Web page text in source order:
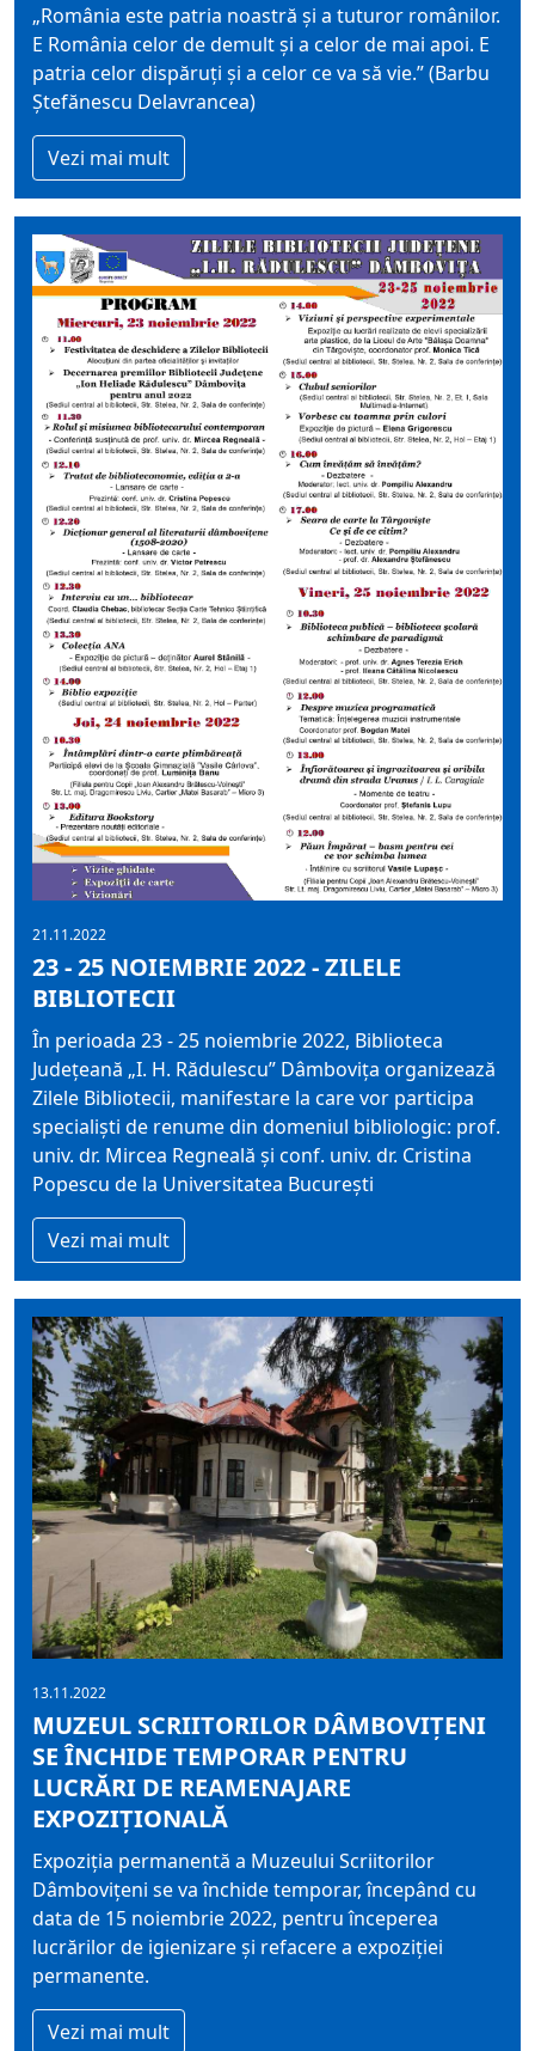
„România este patria noastră și a tuturor românilor.
E România celor de demult și a celor de mai apoi. E
patria celor dispăruți și a celor ce va să vie.” (Barbu
Ștefănescu Delavrancea)
Vezi mai mult
21.11.2022
23 - 25 NOIEMBRIE 2022 - ZILELE
BIBLIOTECII
În perioada 23 - 25 noiembrie 2022, Biblioteca
Judeţeană „I. H. Rădulescu” Dâmboviţa organizează
Zilele Bibliotecii, manifestare la care vor participa
specialişti de renume din domeniul bibliologic: prof.
univ. dr. Mircea Regneală și conf. univ. dr. Cristina
Popescu de la Universitatea București
Vezi mai mult
13.11.2022
MUZEUL SCRIITORILOR DÂMBOVIȚENI
SE ÎNCHIDE TEMPORAR PENTRU
LUCRĂRI DE REAMENAJARE
EXPOZIȚIONALĂ
Expoziția permanentă a Muzeului Scriitorilor
Dâmbovițeni se va închide temporar, începând cu
data de 15 noiembrie 2022, pentru începerea
lucrărilor de igienizare și refacere a expoziției
permanente.
Vezi mai mult